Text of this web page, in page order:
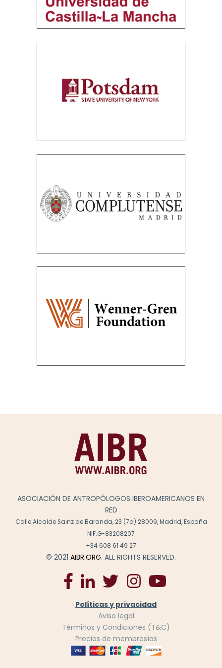
ASOCIACIÓN DE ANTROPÓLOGOS IBEROAMERICANOS EN
RED
Calle Alcalde Sainz de Baranda, 23 (7a) 28009, Madrid, España
NIF.G-83208207
+34 608 61 49 27
© 2021 AIBR.ORG. ALL RIGHTS RESERVED.
Políticas y privacidad
Aviso legal
Términos y Condiciones (T&C)
Precios de membresías